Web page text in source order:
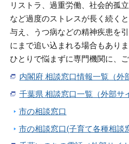
リストラ、過重労働、社会的孤
など過度のストレスが長く続く
与え、うつ病などの精神疾患を
にまで追い込まれる場合もありま
ひとりで悩まずに専門機関に、ご
内閣府 相談窓口情報一覧（外
千葉県 相談窓口一覧（外部サ
市の相談窓口
市の相談窓口(子育て各種相談